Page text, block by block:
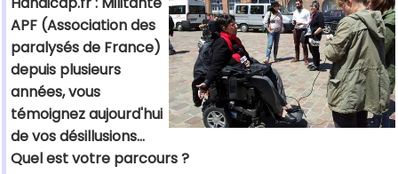
APF (Association des
paralysés de France)
depuis plusieurs
années, vous
témoignez aujourd'hui
de vos désillusions…
Quel est votre parcours ?